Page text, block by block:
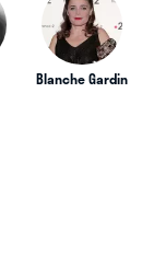
Blanche Gardin